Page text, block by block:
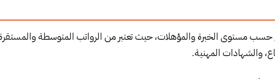
حسب مستوى الخبرة والمؤهلات، حيث تعتبر من الرواتب المتوسطة
والشهادات المهنية.